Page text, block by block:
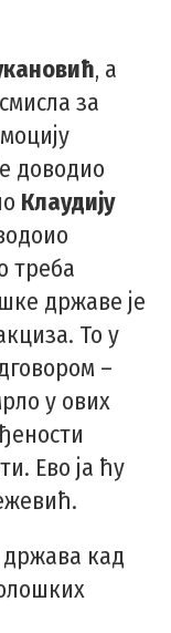
, а
за
доводио
Клаудију
треба
државе је
То у
–
у ових
Ево ја ћу
држава кад